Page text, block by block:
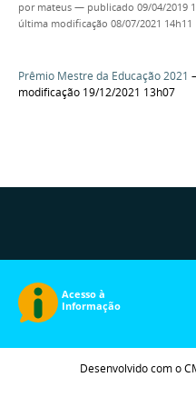
por mateus — publicado 09/04/2019
última modificação 08/07/2021 14h11
Prêmio Mestre da Educação 2021
modificação 19/12/2021 13h07
Desenvolvido com o